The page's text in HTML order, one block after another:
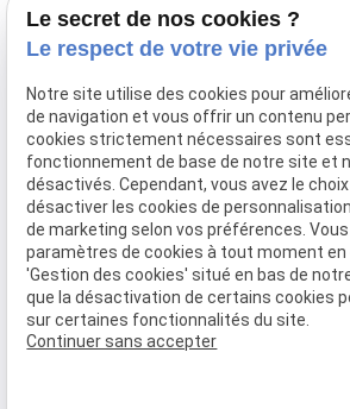
Tourville
75007 PARIS
Accueil
Le cabinet
Honoraires
Domaines de compétences
Actualités
Contact
Mentions légales
Le secret de nos cookies ?
Le respect de votre vie privée
Notre site utilise des cookies pour
de navigation et vous offrir un contenu
cookies strictement nécessaires sont
fonctionnement de base de notre site et
désactivés. Cependant, vous avez le
désactiver les cookies de
de marketing selon vos préférences.
paramètres de cookies à tout moment en
'Gestion des cookies' situé en bas de
que la désactivation de certains cookies
sur certaines fonctionnalités du site.
Continuer sans accepter